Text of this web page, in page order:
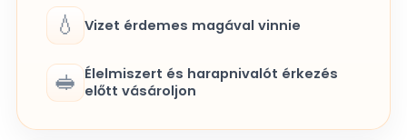
💧 Vizet érdemes magával vinnie
🥪 Élelmiszert és harapnivalót érkezés
előtt vásároljon